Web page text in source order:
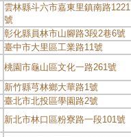
雲林縣斗六市嘉東里鎮南路1221
號
彰化縣員林市山腳路3段2巷6號
臺中市大里區工業路11號
桃園市龜山區文化一路261號
新竹縣芎林鄉大華路1號
臺北市北投區學園路2號
新北市林口區粉寮路一段101號